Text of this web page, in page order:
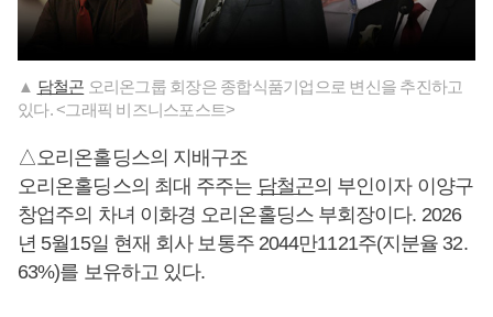
▲ 담철곤 오리온그룹 회장은 종합식품기업으로 변신을 추진하고
있다. <그래픽 비즈니스포스트>
△오리온홀딩스의 지배구조
오리온홀딩스의 최대 주주는 담철곤의 부인이자 이양구
창업주의 차녀 이화경 오리온홀딩스 부회장이다. 2026
년 5월15일 현재 회사 보통주 2044만1121주(지분율 32.
63%)를 보유하고 있다.